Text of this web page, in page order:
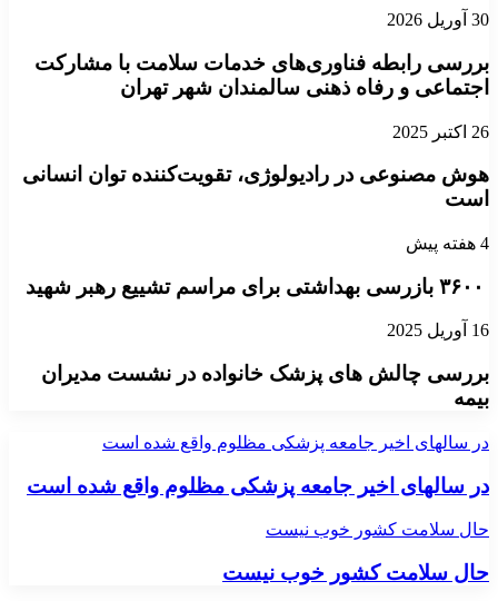
30 آوریل 2026
بررسی رابطه فناوری‌های خدمات سلامت با مشارکت
اجتماعی و رفاه ذهنی سالمندان شهر تهران
26 اکتبر 2025
هوش مصنوعی در رادیولوژی، تقویت‌کننده‌ توان انسانی
است
4 هفته پیش
16 آوریل 2025
بررسی چالش های پزشک خانواده در نشست مدیران
بیمه
در سالهای اخیر جامعه پزشکی مظلوم واقع شده است
در سالهای اخیر جامعه پزشکی مظلوم واقع شده است
حال سلامت کشور خوب نیست
حال سلامت کشور خوب نیست